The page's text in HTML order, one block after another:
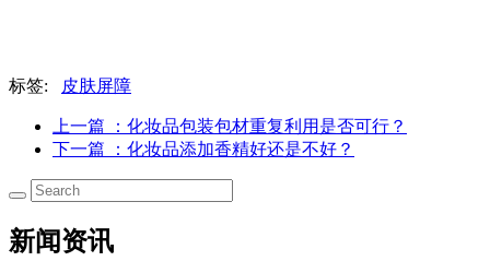
标签: 皮肤屏障
上一篇
：化妆品包装包材重复利用是否可行？
下一篇
：化妆品添加香精好还是不好？
新闻资讯